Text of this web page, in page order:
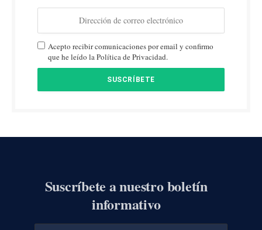
Acepto recibir comunicaciones por email y confirmo
que he leído la Política de Privacidad.
Suscríbete a nuestro boletín
informativo